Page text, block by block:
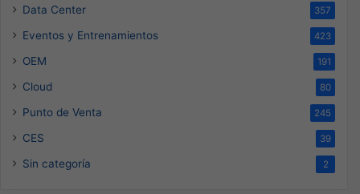
Data Center 357
Eventos y Entrenamientos 423
OEM 191
Cloud 80
Punto de Venta 245
CES 39
Sin categoría 2